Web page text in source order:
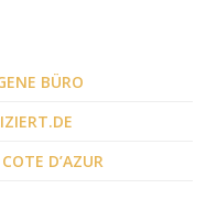
BÜRO
D’AZUR